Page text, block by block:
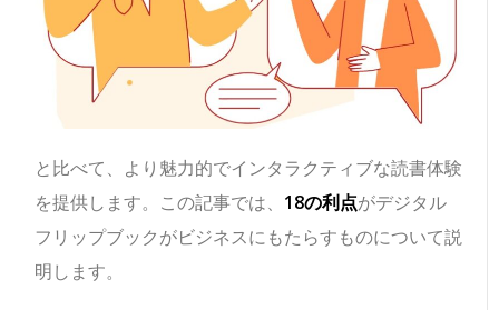
と比べて、より魅力的でインタラクティブな読書体験
を提供します。この記事では、 18の利点がデジタル
フリップブックがビジネスにもたらすものについて説
明します。